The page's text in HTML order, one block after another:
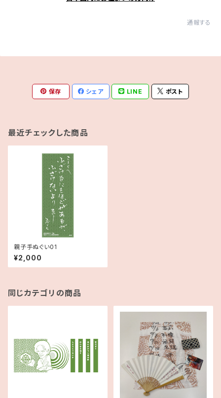
通報する
保存 シェア LINE ポスト
最近チェックした商品
親子手ぬぐい01
¥2,000
同じカテゴリの商品